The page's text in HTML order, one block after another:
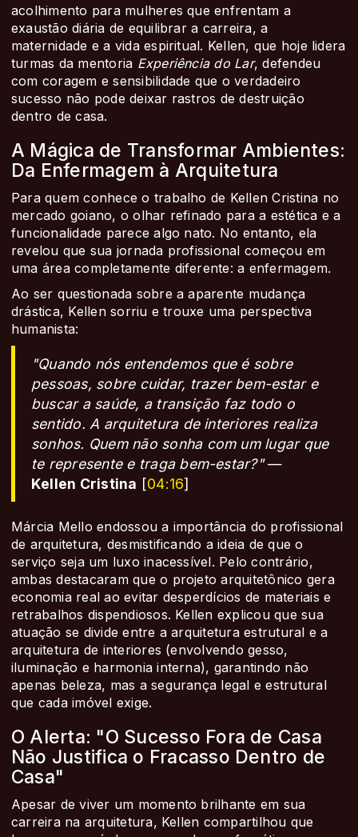
acolhimento para mulheres que enfrentam a
exaustão diária de equilibrar a carreira, a
maternidade e a vida espiritual. Kellen, que hoje lidera
turmas da mentoria Experiência do Lar, defendeu
com coragem e sensibilidade que o verdadeiro
sucesso não pode deixar rastros de destruição
dentro de casa.
A Mágica de Transformar Ambientes:
Da Enfermagem à Arquitetura
Para quem conhece o trabalho de Kellen Cristina no
mercado goiano, o olhar refinado para a estética e a
funcionalidade parece algo nato. No entanto, ela
revelou que sua jornada profissional começou em
uma área completamente diferente: a enfermagem.
Ao ser questionada sobre a aparente mudança
drástica, Kellen sorriu e trouxe uma perspectiva
humanista:
"Quando nós entendemos que é sobre
pessoas, sobre cuidar, trazer bem-estar e
buscar a saúde, a transição faz todo o
sentido. A arquitetura de interiores realiza
sonhos. Quem não sonha com um lugar que
te represente e traga bem-estar?"—
Kellen Cristina [04:16]
Márcia Mello endossou a importância do profissional
de arquitetura, desmistificando a ideia de que o
serviço seja um luxo inacessível. Pelo contrário,
ambas destacaram que o projeto arquitetônico gera
economia real ao evitar desperdícios de materiais e
retrabalhos dispendiosos. Kellen explicou que sua
atuação se divide entre a arquitetura estrutural e a
arquitetura de interiores (envolvendo gesso,
iluminação e harmonia interna), garantindo não
apenas beleza, mas a segurança legal e estrutural
que cada imóvel exige.
O Alerta: "O Sucesso Fora de Casa
Não Justifica o Fracasso Dentro de
Casa"
Apesar de viver um momento brilhante em sua
carreira na arquitetura, Kellen compartilhou que